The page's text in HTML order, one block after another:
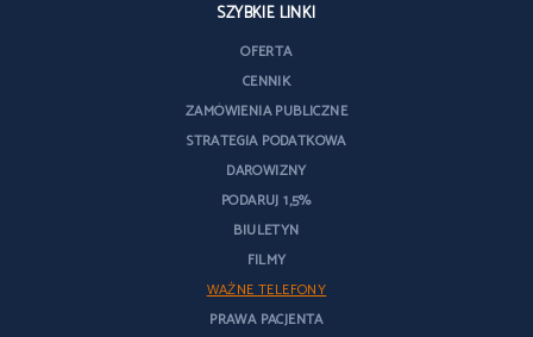
SZYBKIE LINKI
OFERTA
CENNIK
ZAMÓWIENIA PUBLICZNE
STRATEGIA PODATKOWA
DAROWIZNY
PODARUJ 1,5%
BIULETYN
FILMY
WAŻNE TELEFONY
PRAWA PACJENTA